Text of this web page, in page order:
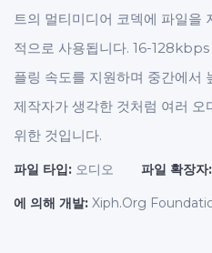
트의 멀티미디어 코덱에 파일을
적으로 사용됩니다. 16-
플링 속도를 지원하며 중간에서
제작자가 생각한 것처럼 여러
위한 것입니다.
파일 타입: 오디오 파일 확장자:
에 의해 개발: Xiph.Org